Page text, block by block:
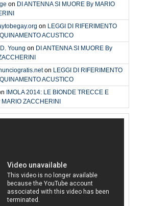
on DI ANTENNA SI MUORE By MARIO
on LEGGI DI RIFERIMENTO
ACUSTICO
Young on DI ANTENNA SI MUORE By
on LEGGI DI RIFERIMENTO
ACUSTICO
IMOLA 2014: LE BIONDE TRECCE E
ZACCHERINI